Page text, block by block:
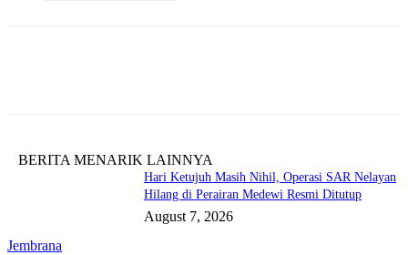
BERITA MENARIK LAINNYA
Jembrana
Hari Ketujuh Masih Nihil, Operasi SAR Nelayan
Hilang di Perairan Medewi Resmi Ditutup
August 7, 2026